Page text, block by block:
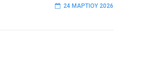
24 ΜΑΡΤΊΟΥ 2026